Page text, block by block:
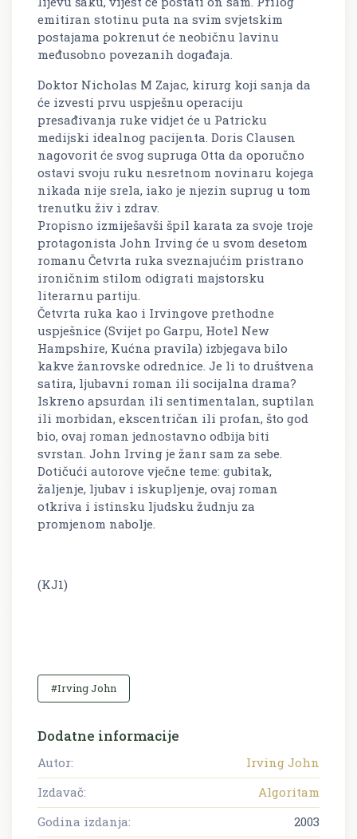
emitiran stotinu puta na svim svjetskim
postajama pokrenut će neobičnu lavinu
međusobno povezanih događaja.
Doktor Nicholas M Zajac, kirurg koji sanja da
će izvesti prvu uspješnu operaciju
presađivanja ruke vidjet će u Patricku
medijski idealnog pacijenta. Doris Clausen
nagovorit će svog supruga Otta da oporučno
ostavi svoju ruku nesretnom novinaru kojega
nikada nije srela, iako je njezin suprug u tom
trenutku živ i zdrav.
Propisno izmiješavši špil karata za svoje troje
protagonista John Irving će u svom desetom
romanu Četvrta ruka sveznajućim pristrano
ironičnim stilom odigrati majstorsku
literarnu partiju.
Četvrta ruka kao i Irvingove prethodne
uspješnice (Svijet po Garpu, Hotel New
Hampshire, Kućna pravila) izbjegava bilo
kakve žanrovske odrednice. Je li to društvena
satira, ljubavni roman ili socijalna drama?
Iskreno apsurdan ili sentimentalan, suptilan
ili morbidan, ekscentričan ili profan, što god
bio, ovaj roman jednostavno odbija biti
svrstan. John Irving je žanr sam za sebe.
Dotičući autorove vječne teme: gubitak,
žaljenje, ljubav i iskupljenje, ovaj roman
otkriva i istinsku ljudsku žudnju za
promjenom nabolje.
(KJ1)
#Irving John
Dodatne informacije
Autor:
Irving John
Izdavač:
Algoritam
Godina izdanja:
2003